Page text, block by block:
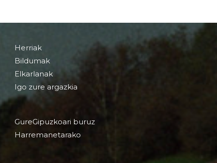
Herriak
Bildumak
Elkarlanak
Igo zure argazkia
GureGipuzkoari buruz
Harremanetarako